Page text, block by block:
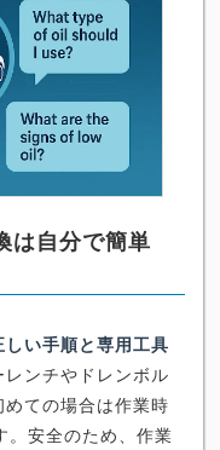
は自分で簡単
しい手順と専用工具
ンチやドレンボル
ての場合は作業時
。安全のため、作業